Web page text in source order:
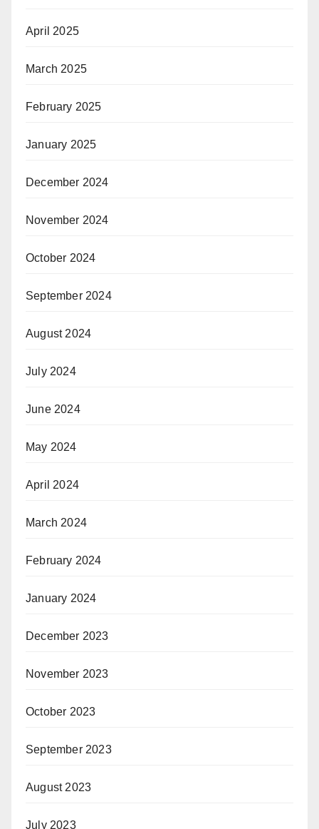
April 2025
March 2025
February 2025
January 2025
December 2024
November 2024
October 2024
September 2024
August 2024
July 2024
June 2024
May 2024
April 2024
March 2024
February 2024
January 2024
December 2023
November 2023
October 2023
September 2023
August 2023
July 2023